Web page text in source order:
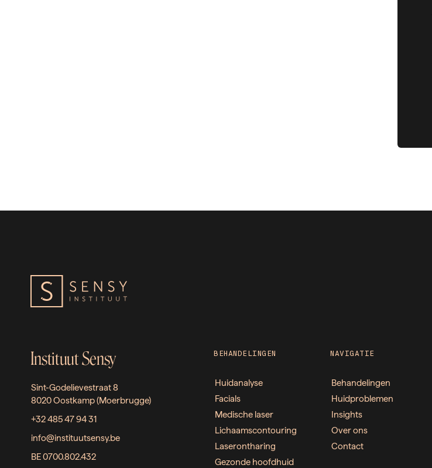
Instituut Sensy
Sint-Godelievestraat 8
8020 Oostkamp (Moerbrugge)
+32 485 47 94 31
info@instituutsensy.be
BE 0700.802.432
BEHANDELINGEN
Huidanalyse
Facials
Medische laser
Lichaamscontouring
Laserontharing
Gezonde hoofdhuid
NAVIGATIE
Behandelingen
Huidproblemen
Insights
Over ons
Contact